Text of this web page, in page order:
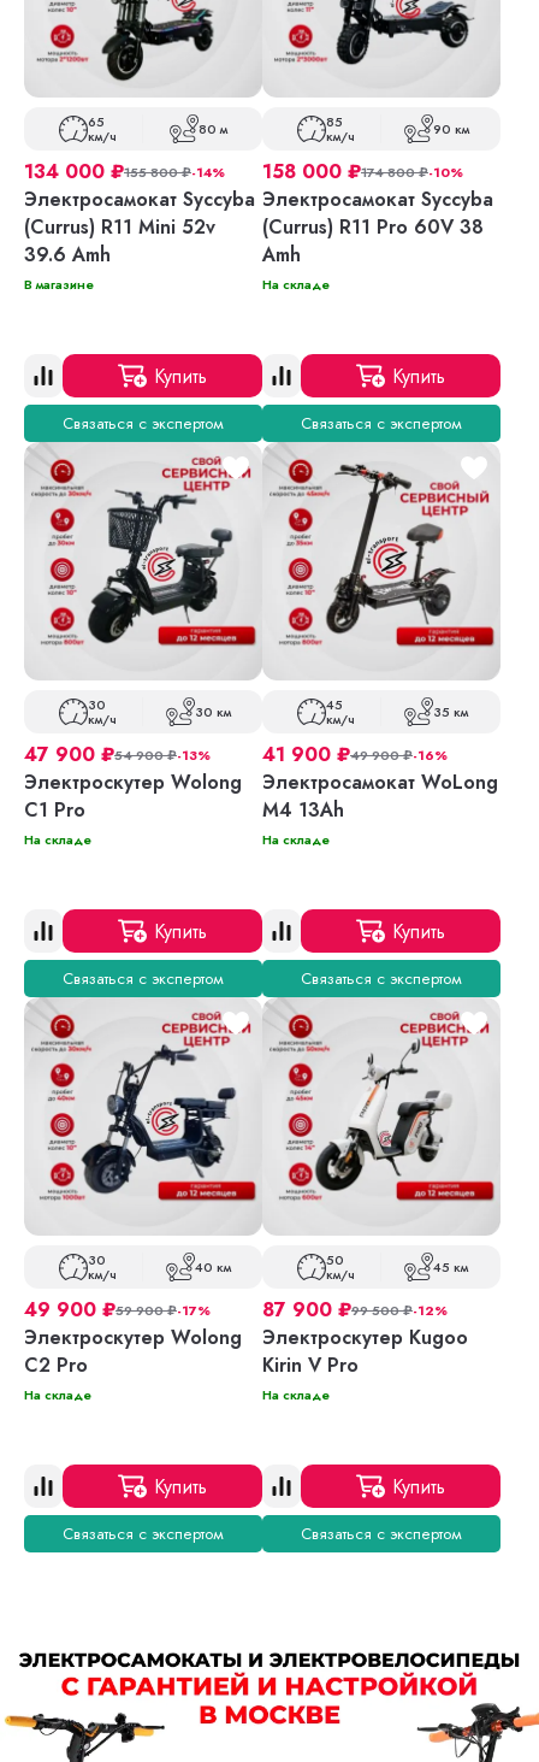
65
км/ч 80 м
134 000 ₽155 800₽-14%
Электросамокат Syccyba
(Currus) R11 Mini 52v
39.6 Amh
В магазине
Купить
Связаться с экспертом
85
км/ч 90 км
158 000 ₽174 800₽-10%
Электросамокат Syccyba
(Currus) R11 Pro 60V 38
Amh
На складе
Купить
Связаться с экспертом
30
км/ч 30 км
47 900 ₽54 900₽-13%
Электроскутер Wolong
C1 Pro
На складе
Купить
Связаться с экспертом
45
км/ч 35 км
41 900 ₽49 900₽-16%
Электросамокат WoLong
M4 13Ah
На складе
Купить
Связаться с экспертом
30
км/ч 40 км
49 900 ₽59 900₽-17%
Электроскутер Wolong
C2 Pro
На складе
Купить
Связаться с экспертом
50
км/ч 45 км
87 900 ₽99 500₽-12%
Электроскутер Kugoo
Kirin V Pro
На складе
Купить
Связаться с экспертом